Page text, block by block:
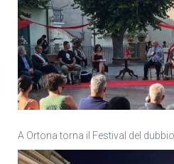
A Ortona torna il Festival del dubbio